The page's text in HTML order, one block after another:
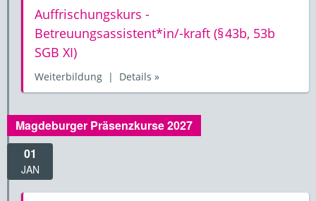
Auffrischungskurs -
Betreuungsassistent*in/-kraft (§ 43b, 53b
SGB XI)
Weiterbildung | Details »
Magdeburger Präsenzkurse 2027
01
JAN